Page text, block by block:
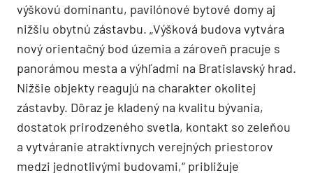
výškovú dominantu, pavilónové bytové domy aj
nižšiu obytnú zástavbu. „Výšková budova vytvára
nový orientačný bod územia a zároveň pracuje s
panorámou mesta a výhľadmi na Bratislavský hrad.
Nižšie objekty reagujú na charakter okolitej
zástavby. Dôraz je kladený na kvalitu bývania,
dostatok prirodzeného svetla, kontakt so zeleňou
a vytváranie atraktívnych verejných priestorov
medzi jednotlivými budovami,“ približuje